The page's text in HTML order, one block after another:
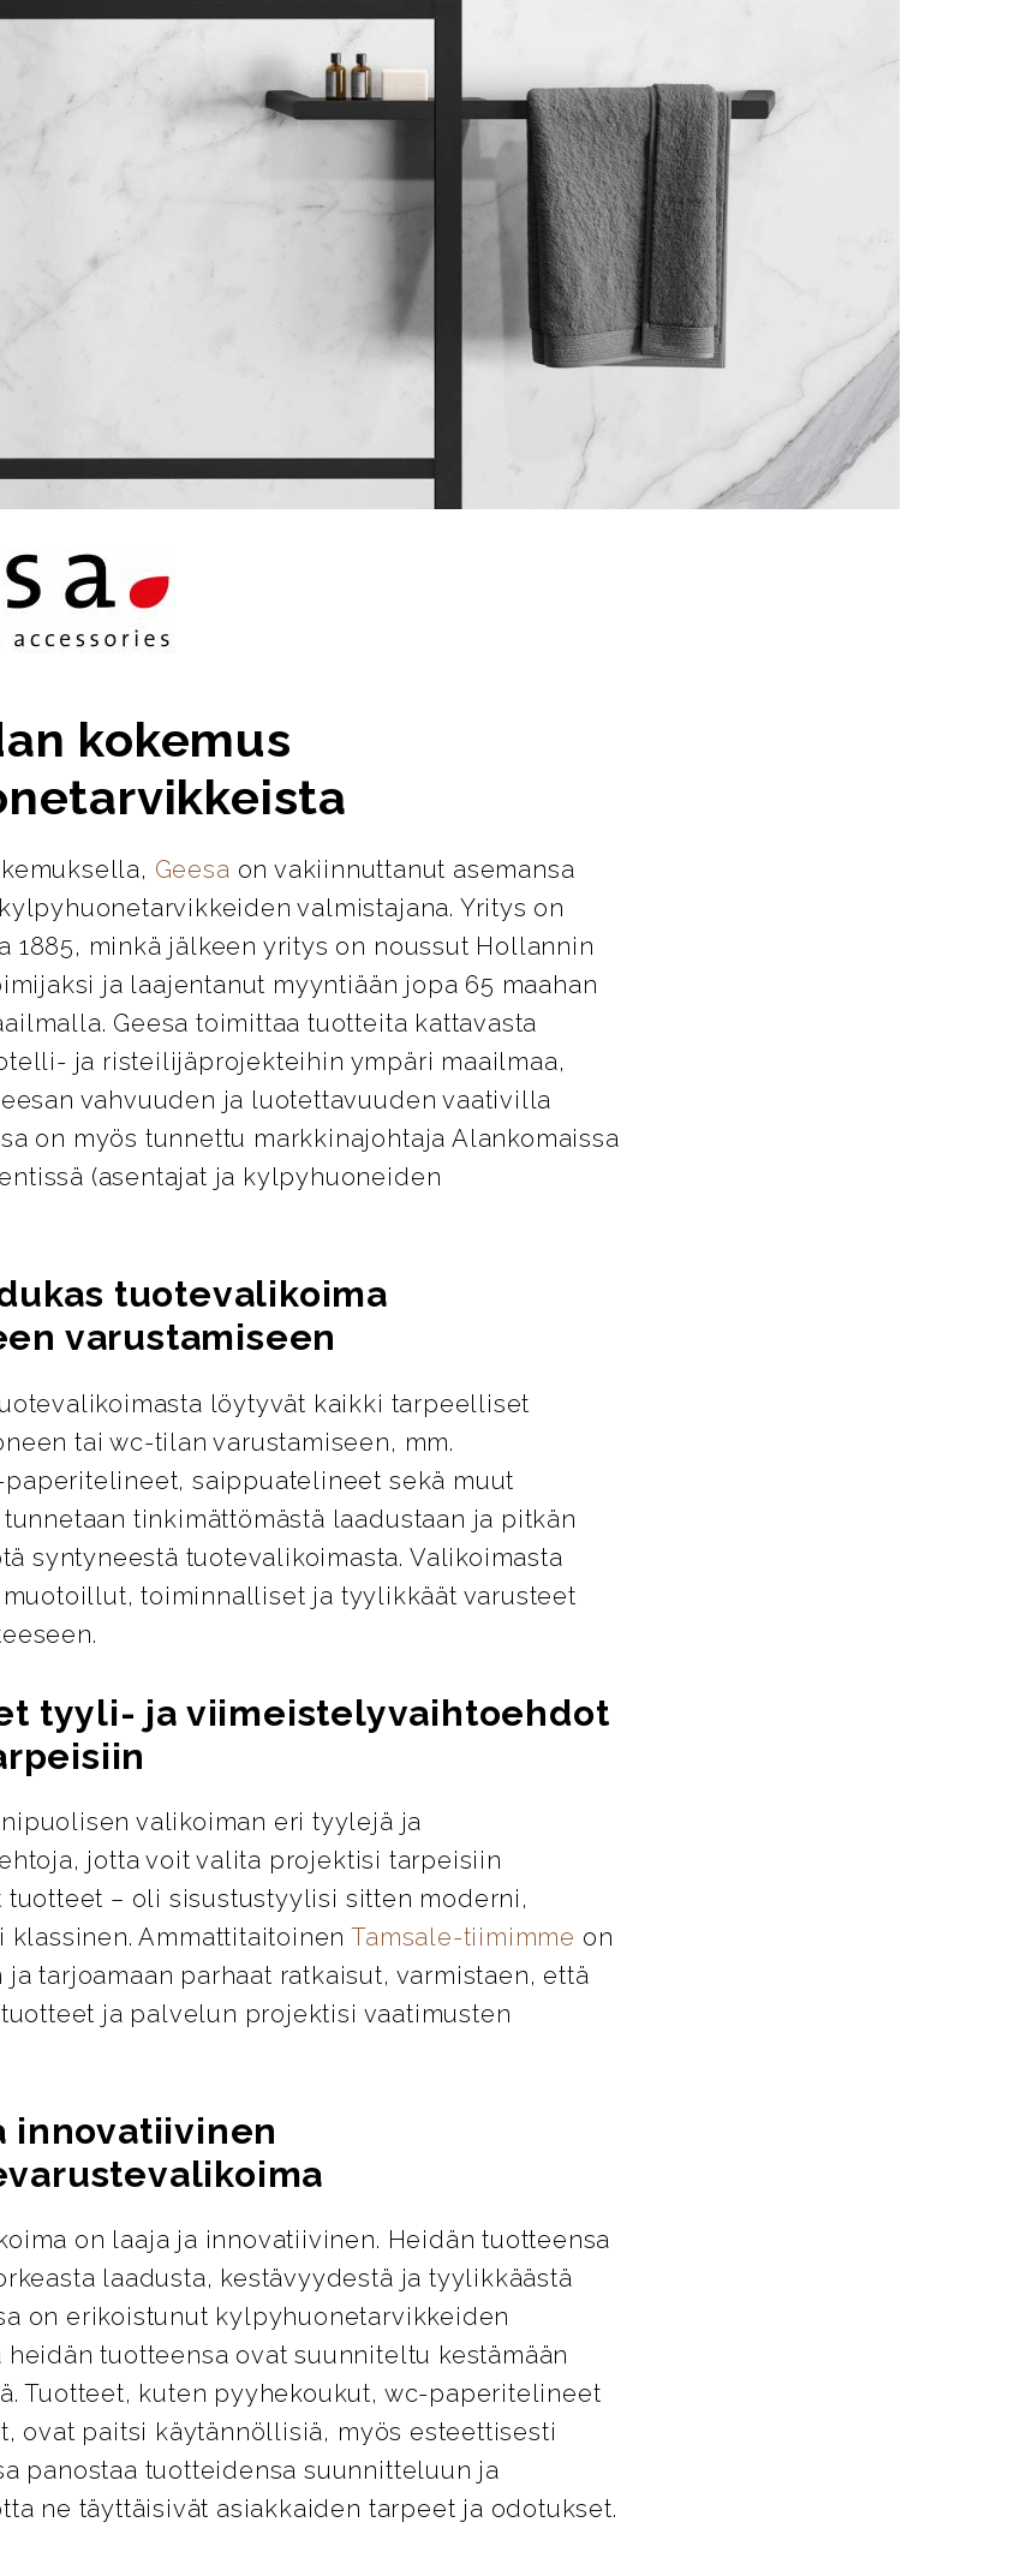
kokemus
Geesa on vakiinnuttanut asemansa
valmistajana. Yritys on
1885, minkä jälkeen yritys on noussut Hollannin
ja laajentanut myyntiään jopa 65 maahan
Geesa toimittaa tuotteita kattavasta
ja risteilijäprojekteihin ympäri maailmaa,
vahvuuden ja luotettavuuden vaativilla
on myös tunnettu markkinajohtaja Alankomaissa
(asentajat ja kylpyhuoneiden
tuotevalikoima
varustamiseen
löytyvät kaikki tarpeelliset
tai wc-tilan varustamiseen, mm.
saippuatelineet sekä muut
tinkimättömästä laadustaan ja pitkän
syntyneestä tuotevalikoimasta. Valikoimasta
toiminnalliset ja tyylikkäät varusteet
tyyli- ja viimeistelyvaihtoehdot
valikoiman eri tyylejä ja
jotta voit valita projektisi tarpeisiin
tuotteet – oli sisustustyylisi sitten moderni,
klassinen. AmmattitaitoinenTamsale-tiimimme on
ja tarjoamaan parhaat ratkaisut, varmistaen, että
ja palvelun projektisi vaatimusten
innovatiivinen
on laaja ja innovatiivinen. Heidän tuotteensa
laadusta, kestävyydestä ja tyylikkäästä
on erikoistunut kylpyhuonetarvikkeiden
tuotteensa ovat suunniteltu kestämään
Tuotteet, kuten pyyhekoukut, wc-paperitelineet
ovat paitsi käytännöllisiä, myös esteettisesti
panostaa tuotteidensa suunnitteluun ja
ne täyttäisivät asiakkaiden tarpeet ja odotukset.